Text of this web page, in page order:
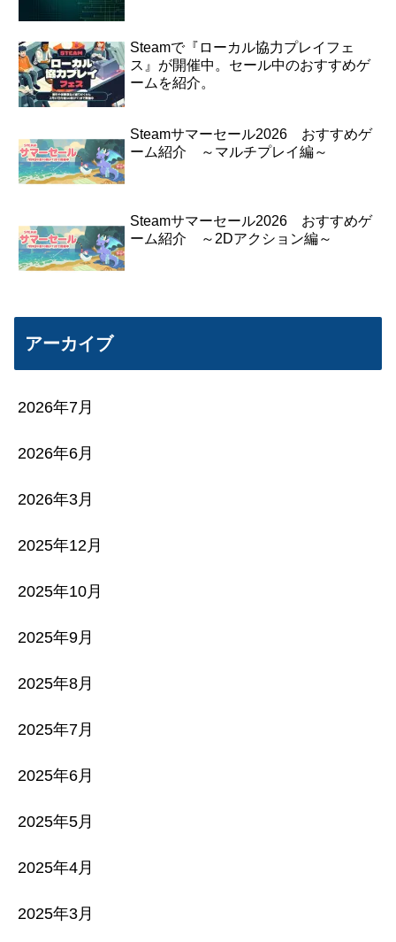
Steamで『ローカル協力プレイフェ
ス』が開催中。セール中のおすすめゲ
ームを紹介。
Steamサマーセール2026 おすすめゲ
ーム紹介 ～マルチプレイ編～
Steamサマーセール2026 おすすめゲ
ーム紹介 ～2Dアクション編～
アーカイブ
2026年7月
2026年6月
2026年3月
2025年12月
2025年10月
2025年9月
2025年8月
2025年7月
2025年6月
2025年5月
2025年4月
2025年3月